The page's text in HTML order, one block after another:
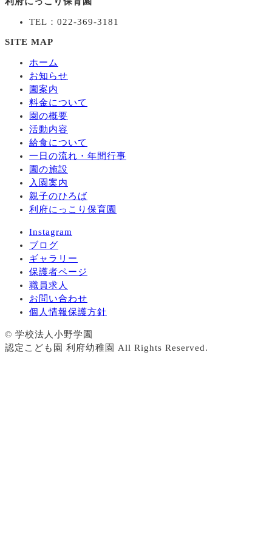
TEL：022-369-3181
SITE MAP
ホーム
お知らせ
園案内
料金について
園の概要
活動内容
給食について
一日の流れ・年間行事
園の施設
入園案内
親子のひろば
利府にっこり保育園
Instagram
ブログ
ギャラリー
保護者ページ
職員求人
お問い合わせ
個人情報保護方針
© 学校法人小野学園
認定こども園 利府幼稚園 All Rights Reserved.